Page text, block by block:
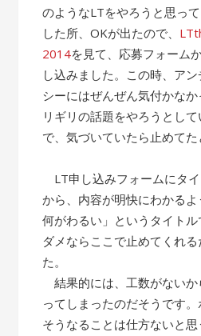
のようなLTをやろうと思っ
した所、OKが出たので、
2014を見て、応募フォーム
し込みました。この時、ア
シーにはぜんぜん気付かな
リギリの話題をやろうとし
で、気づいていたら止めてた
LT申し込みフォームにタ
から、内容が明快にわかる
何がわるい」というタイトル
ダメならここで止めてくれ
た。
結果的には、工数がないか
ってしまったのだそうです
そうなることは仕方ないと